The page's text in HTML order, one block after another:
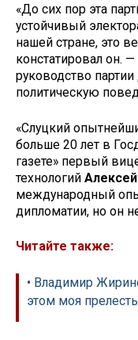
«До сих пор эта
устойчивый
нашей стране, это
констатировал он.
руководство
политическую
«Слуцкий
больше 20 лет в
газете» первый
технологий
международный
дипломатии, но он
Читайте также:
• Владимир
этом моя